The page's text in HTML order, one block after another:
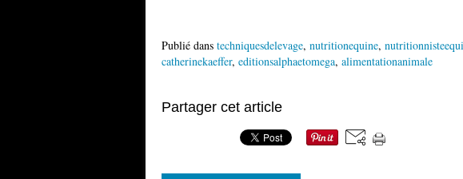
Publié dans techniquesdelevage, nutritionequine,
catherinekaeffer, editionsalphaetomega, alimentationanimale
Partager cet article